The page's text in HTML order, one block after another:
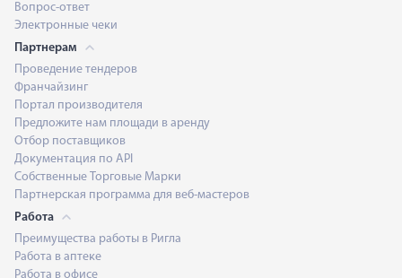
Вопрос-ответ
Электронные чеки
Партнерам
Проведение тендеров
Франчайзинг
Портал производителя
Предложите нам площади в аренду
Отбор поставщиков
Документация по API
Собственные Торговые Марки
Партнерская программа для веб-мастеров
Работа
Преимущества работы в Ригла
Работа в аптеке
Работа в офисе